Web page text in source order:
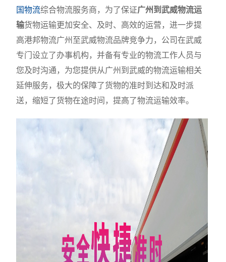
国物流综合物流服务商，为了保证广州到武威物流运
输货物运输更加安全、及时、高效的运营，进一步提
高港邦物流广州至武威物流品牌竞争力，公司在武威
专门设立了办事机构，并备有专业的物流工作人员与
您及时沟通，为您提供从广州到武威的物流运输相关
延伸服务，极大的保障了货物的准时到达和及时派
送，缩短了货物在途时间，提高了物流运输效率。